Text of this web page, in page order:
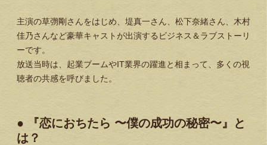
主演の草彅剛さんをはじめ、堤真一さん、松下奈緒さん、木村
佳乃さんなど豪華キャストが出演するビジネス＆ラブストーリ
ーです。
放送当時は、起業ブームやIT業界の躍進と相まって、多くの視
聴者の共感を呼びました。
● 『恋におちたら 〜僕の成功の秘密〜』と
は？